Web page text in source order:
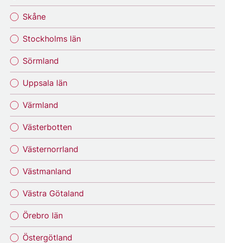
Skåne
Stockholms län
Sörmland
Uppsala län
Värmland
Västerbotten
Västernorrland
Västmanland
Västra Götaland
Örebro län
Östergötland